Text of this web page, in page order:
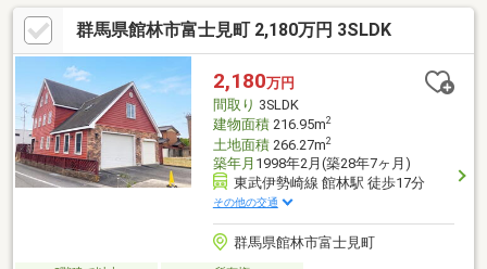
ます！内覧時に、無料相談・お見積りも物件ごとに作成可能！！
オウチ探しも、リフォームも一緒に相談できます！＼弊社には、
『きつね隊』・『ゴリラ隊』という無料かけつけサービスの仕組
みが、整っています♪／住んでからのお家トラブル、緊急対応も承
っております♪お家のこと、すべて木ノ葉プランニングにお任せく
ださい＾＾
群馬県館林市富士見町 2,180万円 3SLDK
2,180万円
間取り 3SLDK
建物面積216.95m2
土地面積266.27m2
築年月 1998年2月(築28年7ヶ月)
東武伊勢崎線 館林駅 徒歩17分
その他の交通
群馬県館林市富士見町